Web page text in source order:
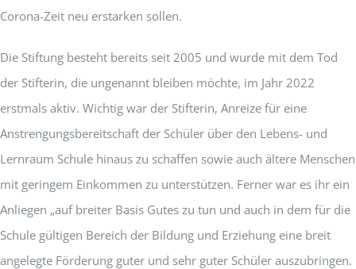
Corona-Zeit neu erstarken sollen.
Die Stiftung besteht bereits seit 2005 und wurde mit dem Tod
der Stifterin, die ungenannt bleiben möchte, im Jahr 2022
erstmals aktiv. Wichtig war der Stifterin, Anreize für eine
Anstrengungsbereitschaft der Schüler über den Lebens- und
Lernraum Schule hinaus zu schaffen sowie auch ältere Menschen
mit geringem Einkommen zu unterstützen. Ferner war es ihr ein
Anliegen „auf breiter Basis Gutes zu tun und auch in dem für die
Schule gültigen Bereich der Bildung und Erziehung eine breit
angelegte Förderung guter und sehr guter Schüler auszubringen.